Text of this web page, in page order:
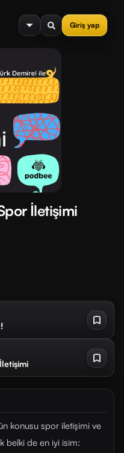
Giriş yap
İletişimi
konusu spor iletişimi ve
belki de en iyi isim: